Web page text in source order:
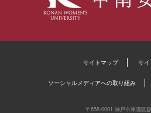
サイトマップ サイ
ソーシャルメディアへの取り組み
〒658-0001 神戸市東灘区